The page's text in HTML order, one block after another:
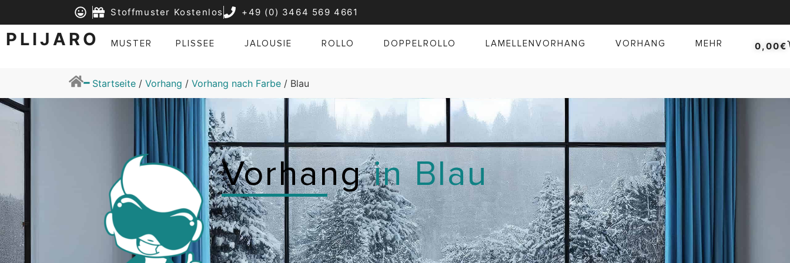
Stoffmuster Kostenlos +49 (0) 3464 569 4661
PLIJARO MUSTER PLISSEE JALOUSIE ROLLO DOPPELROLLO LAMELLENVORHANG VORHANG MEHR 0,00€
- Startseite / Vorhang / Vorhang nach Farbe / Blau
Vorhangin Blau